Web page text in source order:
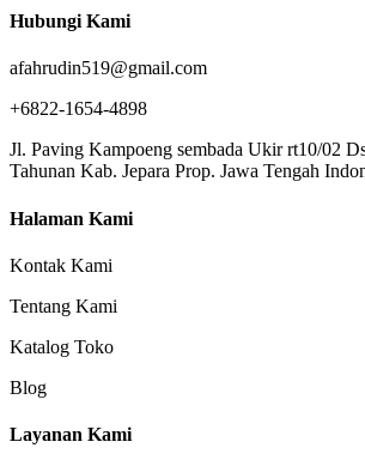
Hubungi Kami
afahrudin519@gmail.com
+6822-1654-4898
Jl. Paving Kampoeng sembada Ukir rt10/02
Tahunan Kab. Jepara Prop. Jawa Tengah
Halaman Kami
Kontak Kami
Tentang Kami
Katalog Toko
Blog
Layanan Kami